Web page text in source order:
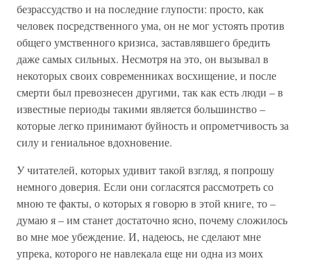
безрассудство и на последние глупости: просто, как
человек посредственного ума, он не мог устоять против
общего умственного кризиса, заставлявшего бредить
даже самых сильных. Несмотря на это, он вызывал в
некоторых своих современниках восхищение, и после
смерти был превознесен другими, так как есть люди – в
известные периоды такими является большинство –
которые легко принимают буйность и опрометчивость за
силу и гениальное вдохновение.
У читателей, которых удивит такой взгляд, я попрошу
немного доверия. Если они согласятся рассмотреть со
мною те факты, о которых я говорю в этой книге, то –
думаю я – им станет достаточно ясно, почему сложилось
во мне мое убеждение. И, надеюсь, не сделают мне
упрека, которого не навлекала еще ни одна из моих